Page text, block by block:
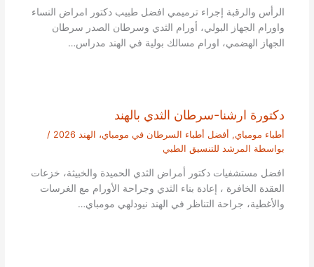
الرأس والرقبة إجراء ترميمي افضل طبيب دكتور امراض النساء
واورام الجهاز البولي، أورام الثدي وسرطان الصدر سرطان
الجهاز الهضمي، اورام مسالك بولية في الهند مدراس…
دكتورة ارشنا-سرطان الثدي بالهند
أطباء مومباي, أفضل أطباء السرطان في مومباي، الهند 2026
/
بواسطة المرشد للتنسيق الطبي
افضل مستشفيات دكتور أمراض الثدي الحميدة والخبيثة، خزعات
العقدة الخافرة ، إعادة بناء الثدي وجراحة الأورام مع الغرسات
والأغطية، جراحة التناظر في الهند نيودلهي مومباي…